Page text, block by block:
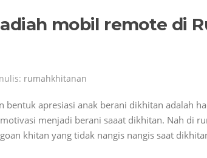
mobil remote di
rumahkhitanan
bentuk apresiasi anak berani dikhitan adalah
menjadi berani saaat dikhitan. Nah di
khitan yang tidak nangis nangis saat